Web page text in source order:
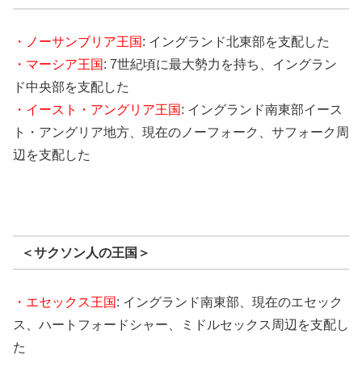
・ノーサンブリア王国: イングランド北東部を支配した
・マーシア王国: 7世紀頃に最大勢力を持ち、イングラン
ド中央部を支配した
・イースト・アングリア王国: イングランド南東部イース
ト・アングリア地方、現在のノーフォーク、サフォーク周
辺を支配した
＜サクソン人の王国＞
・エセックス王国: イングランド南東部、現在のエセック
ス、ハートフォードシャー、ミドルセックス周辺を支配し
た